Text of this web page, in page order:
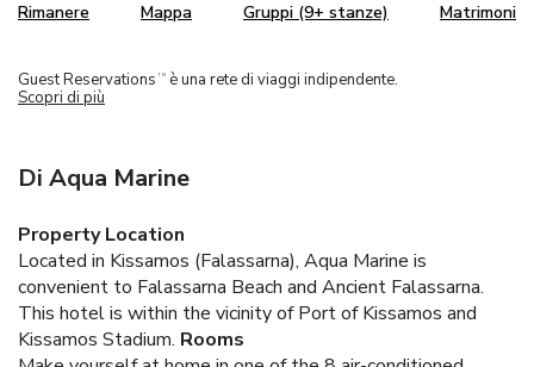
Rimanere Mappa Gruppi (9+ stanze) Matrimoni
Guest Reservations TM
è una rete di viaggi indipendente.
Scopri di più
Di Aqua Marine
Property Location
Located in Kissamos (Falassarna), Aqua Marine is
convenient to Falassarna Beach and Ancient Falassarna.
This hotel is within the vicinity of Port of Kissamos and
Kissamos Stadium. Rooms